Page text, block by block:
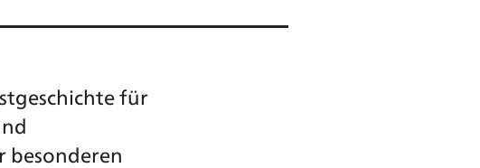
für
besonderen